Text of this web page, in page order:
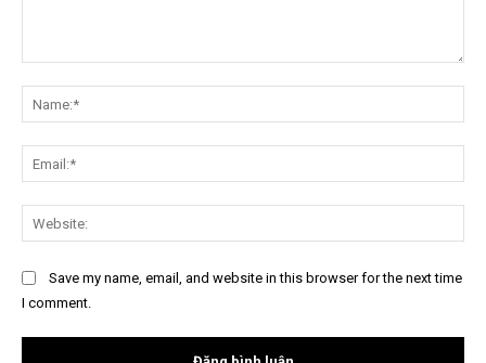
dung:
Save my name, email, and website in this browser for the next time
I comment.